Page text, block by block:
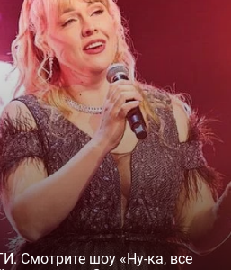
Смотрите шоу «Ну-ка, все